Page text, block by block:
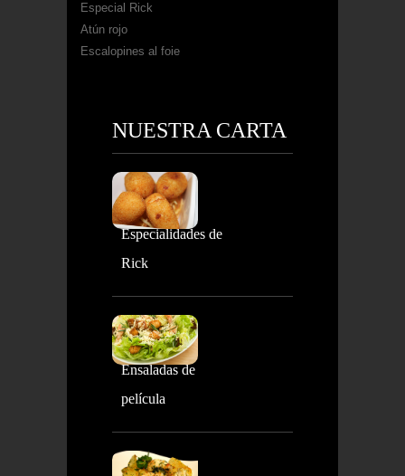
Especial Rick
Atún rojo
Escalopines al foie
NUESTRA CARTA
Especialidades de
Rick
Ensaladas de
película